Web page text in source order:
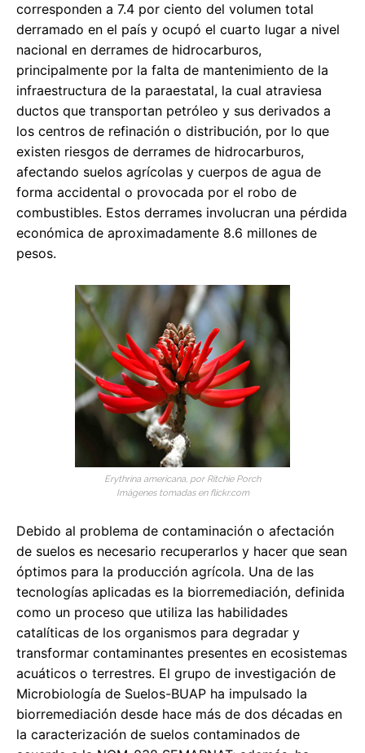
corresponden a 7.4 por ciento del volumen total
derramado en el país y ocupó el cuarto lugar a nivel
nacional en derrames de hidrocarburos,
principalmente por la falta de mantenimiento de la
infraestructura de la paraestatal, la cual atraviesa
ductos que transportan petróleo y sus derivados a
los centros de refinación o distribución, por lo que
existen riesgos de derrames de hidrocarburos,
afectando suelos agrícolas y cuerpos de agua de
forma accidental o provocada por el robo de
combustibles. Estos derrames involucran una pérdida
económica de aproximadamente 8.6 millones de
pesos.
Erythrina americana, por Ritchie Porch
Imágenes tomadas en flickr.com
Debido al problema de contaminación o afectación
de suelos es necesario recuperarlos y hacer que sean
óptimos para la producción agrícola. Una de las
tecnologías aplicadas es la biorremediación, definida
como un proceso que utiliza las habilidades
catalíticas de los organismos para degradar y
transformar contaminantes presentes en ecosistemas
acuáticos o terrestres. El grupo de investigación de
Microbiología de Suelos-BUAP ha impulsado la
biorremediación desde hace más de dos décadas en
la caracterización de suelos contaminados de